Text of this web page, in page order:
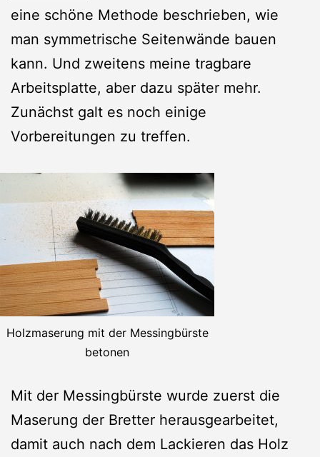
eine schöne Methode beschrieben, wie
man symmetrische Seitenwände bauen
kann. Und zweitens meine tragbare
Arbeitsplatte, aber dazu später mehr.
Zunächst galt es noch einige
Vorbereitungen zu treffen.
Holzmaserung mit der Messingbürste
betonen
Mit der Messingbürste wurde zuerst die
Maserung der Bretter herausgearbeitet,
damit auch nach dem Lackieren das Holz